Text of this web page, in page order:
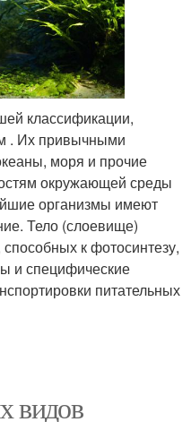
классификации,
. Их привычными
моря и прочие
окружающей среды
организмы имеют
Тело (слоевище)
к фотосинтезу,
и специфические
питательных
видов